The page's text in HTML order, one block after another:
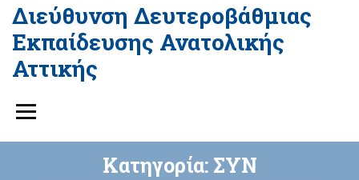
Διεύθυνση Δευτεροβάθμιας
Εκπαίδευσης Ανατολικής
Αττικής
Κατηγορία: ΣΥΝ